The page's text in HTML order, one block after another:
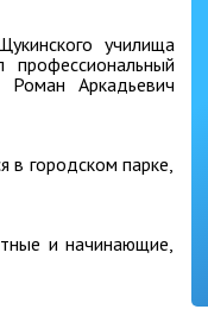
училища
Роман Аркадьевич
в городском парке,
и начинающие,